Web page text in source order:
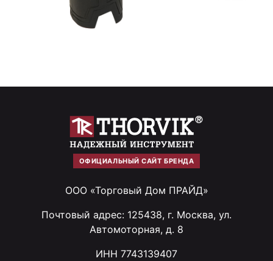
ОФИЦИАЛЬНЫЙ САЙТ БРЕНДА
ООО «Торговый Дом ПРАЙД»
Почтовый адрес: 125438, г. Москва, ул.
Автомоторная, д. 8
ИНН 7743139407